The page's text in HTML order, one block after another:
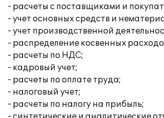
- расчеты с поставщиками и
- учет основных средств и
- учет производственной
- распределение косвенных
- расчеты по НДС;
- кадровый учет;
- расчеты по оплате труда;
- налоговый учет;
- расчеты по налогу на прибыль;